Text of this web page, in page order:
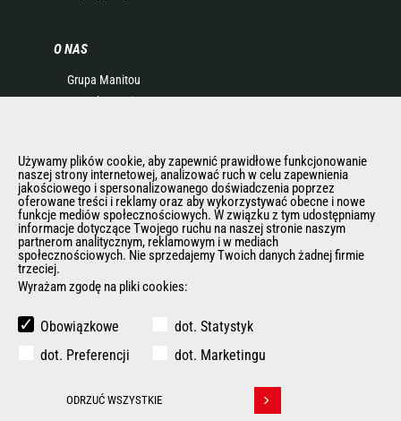
O NAS
Grupa Manitou
Kontakt Manitou
Aktualności
Historia
General Terms and Conditions of Sale
Polityka Rodo
INNE STRONY GRUPY MANITOU
Manitou Group
Used Manitou Machines
Gehl
Używamy plików cookie, aby zapewnić prawidłowe funkcjonowanie
naszej strony internetowej, analizować ruch w celu zapewnienia
jakościowego i spersonalizowanego doświadczenia poprzez
oferowane treści i reklamy oraz aby wykorzystywać obecne i nowe
funkcje mediów społecznościowych. W związku z tym udostępniamy
informacje dotyczące Twojego ruchu na naszej stronie naszym
partnerom analitycznym, reklamowym i w mediach
społecznościowych. Nie sprzedajemy Twoich danych żadnej firmie
trzeciej.
Wyrażam zgodę na pliki cookies:
Obowiązkowe
dot. Statystyk
dot. Preferencji
dot. Marketingu
ODRZUĆ WSZYSTKIE